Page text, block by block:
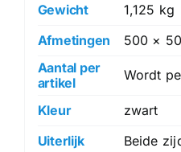
Gewicht
1,125 kg
Afmetingen
500 ×
Aantal per
artikel
Wordt
Kleur
zwart
Uiterlijk
Beide